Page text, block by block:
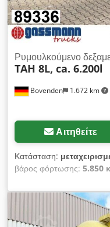
Bovenden 1.672 km
Ρυμουλκούμενο
TAH 8L, ca. 6.200l
Αιτηθείτε
Κατάσταση:
βάρος φόρτωσης: 5.850
ανάρτηση:ατσάλι,
,
άλλο
, Τοποθεσία